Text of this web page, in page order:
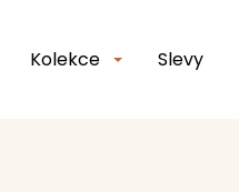
Kolekce Slevy